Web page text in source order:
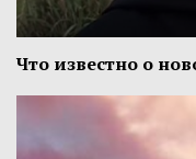
Что известно о